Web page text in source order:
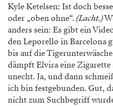
Kyle Ketelsen: Ist doch
oder „oben ohne“.(Lacht.)
anders sein: Es gibt ein
den Leporello in Barcelona
bis auf die
dämpft Elvira eine Zigarette
unecht. Ja, und dann
ich bin festgebunden. Gut,
nicht zum Suchbegriff